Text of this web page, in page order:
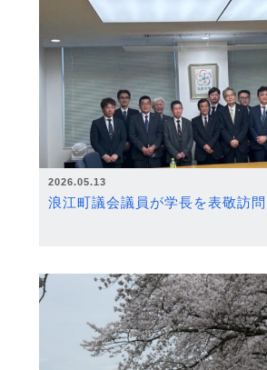
2026.05.13
浪江町議会議員が学長を表敬訪